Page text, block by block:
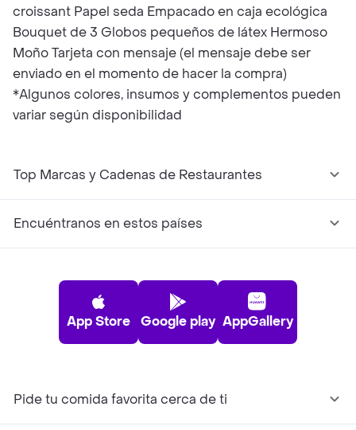
croissant Papel seda Empacado en caja ecológica
Bouquet de 3 Globos pequeños de látex Hermoso
Moño Tarjeta con mensaje (el mensaje debe ser
enviado en el momento de hacer la compra)
*Algunos colores, insumos y complementos pueden
variar según disponibilidad
Top Marcas y Cadenas de Restaurantes
Encuéntranos en estos países
App Store Google play AppGallery
Pide tu comida favorita cerca de ti